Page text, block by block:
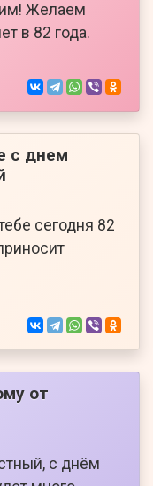
Желаем
в 82 года.
с днем
сегодня 82
от
с днём